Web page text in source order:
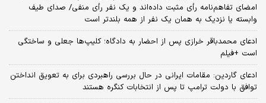
امضای تفاهم‌نامه رأی مثبت داده‌اند و یک نفر رأی منفی/ صدای طیف
وابسته یا نزدیک به همان یک نفر از همه بلندتر است
ادعای محمدباقر خرازی پس از احضار به دادگاه؛ کلیپ‌ها جعلی و ساختگی
است +فیلم
ادعای گاردین: مقامات ایرانی در حال بررسی راهبردی برای به تعویق انداختن
توافق با دولت ترامپ تا پس از انتخابات کنگره هستند